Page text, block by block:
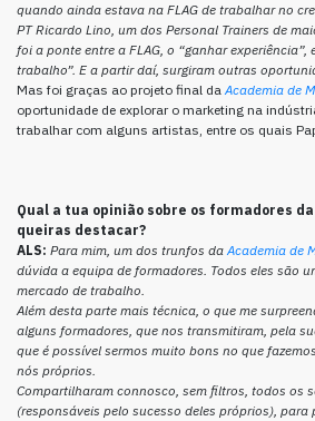
quando ainda estava na FLAG de trabalhar no
PT Ricardo Lino, um dos Personal Trainers de
foi a ponte entre a FLAG, o “ganhar experiência”,
trabalho”. E a partir daí, surgiram outras
Mas foi graças ao projeto final daAcademia de
oportunidade de explorar o marketing na
trabalhar com alguns artistas, entre os quais
Qual a tua opinião sobre os formadores da
queiras destacar?
ALS: Para mim, um dos trunfos daAcademia de
dúvida a equipa de formadores. Todos eles são
mercado de trabalho.
Além desta parte mais técnica, o que me
alguns formadores, que nos transmitiram, pela
que é possível sermos muito bons no que
nós próprios.
Compartilharam connosco, sem filtros, todos os
(responsáveis pelo sucesso deles próprios), para